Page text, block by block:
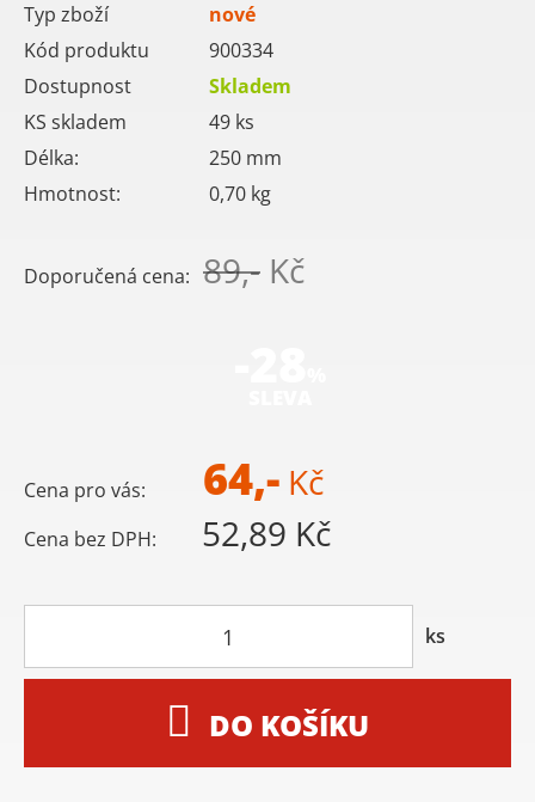
Typ zboží
nové
Kód produktu
900334
Dostupnost
Skladem
KS skladem
49 ks
Délka:
250 mm
Hmotnost:
0,70 kg
Doporučená cena: 89,- Kč
Cena pro vás: 64,- Kč
Cena bez DPH: 52,89 Kč
ks
DO KOŠÍKU